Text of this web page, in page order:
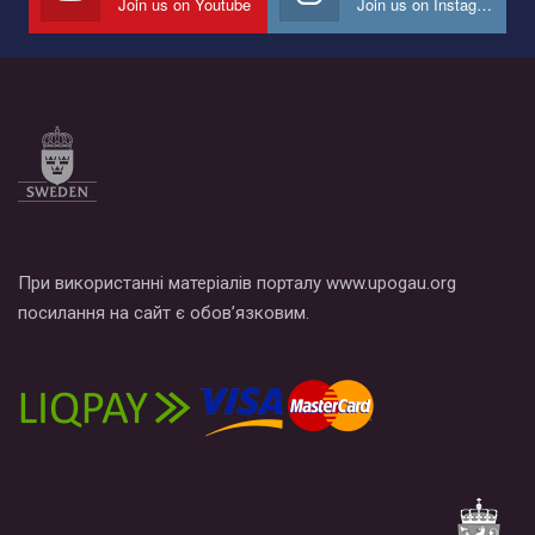
Все, что вам нужно сделать - это зайти на наш канал YouTube
по этой ссылке и поставить лайк под видео.
При використанні матеріалів порталу www.upogau.org
посилання на сайт є обов’язковим.